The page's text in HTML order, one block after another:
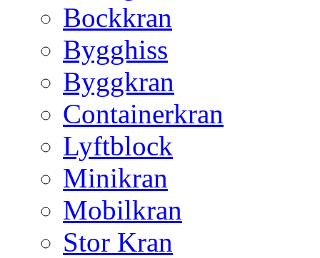
Bockkran
Bygghiss
Byggkran
Containerkran
Lyftblock
Minikran
Mobilkran
Stor Kran